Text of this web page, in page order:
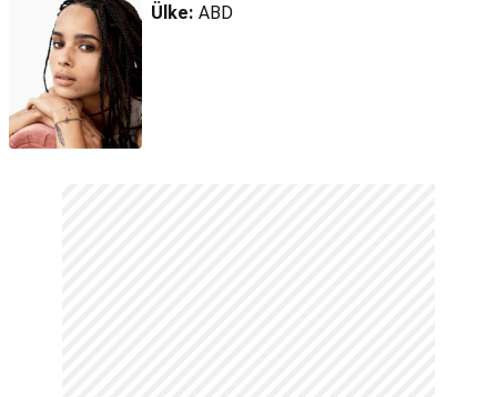
Ülke: ABD